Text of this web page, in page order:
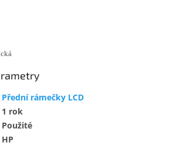
Přední rámečky LCD
1 rok
Použité
HP